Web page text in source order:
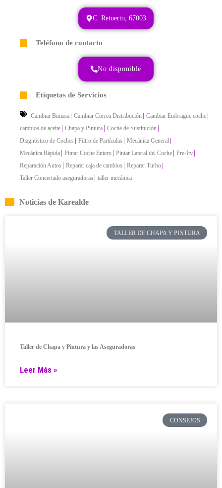
C. Retuerto, 67003
Teléfono de contacto
No disponible
Etiquetas de Servicios
Cambiar Bimasa Cambiar Correa Distribución Cambiar Embrague coche
cambios de aceite Chapa y Pintura Coche de Sustitución
Diagnóstico de Coches Filtro de Partículas Mecánica General
Mecánica Rápida Pintar Coche Entero Pintar Lateral del Coche Pre-Itv
Reparación Autos Reparar caja de cambios Reparar Turbo
Taller Concertado aseguradoras taller mecánica
Noticias de Karealde
TALLER DE CHAPA Y PINTURA
Taller de Chapa y Pintura y las Aseguradoras
Leer Más »
CONSEJOS